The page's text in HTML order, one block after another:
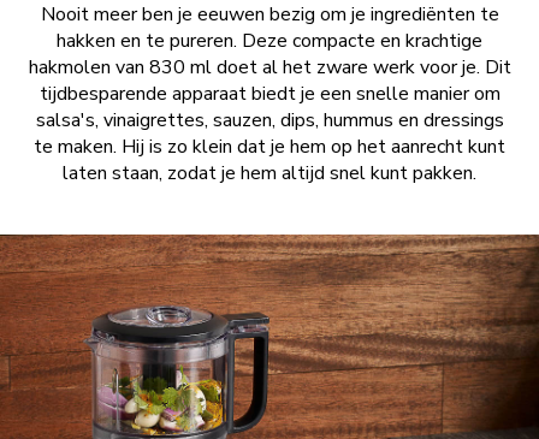
Nooit meer ben je eeuwen bezig om je ingrediënten te
hakken en te pureren. Deze compacte en krachtige
hakmolen van 830 ml doet al het zware werk voor je. Dit
tijdbesparende apparaat biedt je een snelle manier om
salsa's, vinaigrettes, sauzen, dips, hummus en dressings
te maken. Hij is zo klein dat je hem op het aanrecht kunt
laten staan, zodat je hem altijd snel kunt pakken.